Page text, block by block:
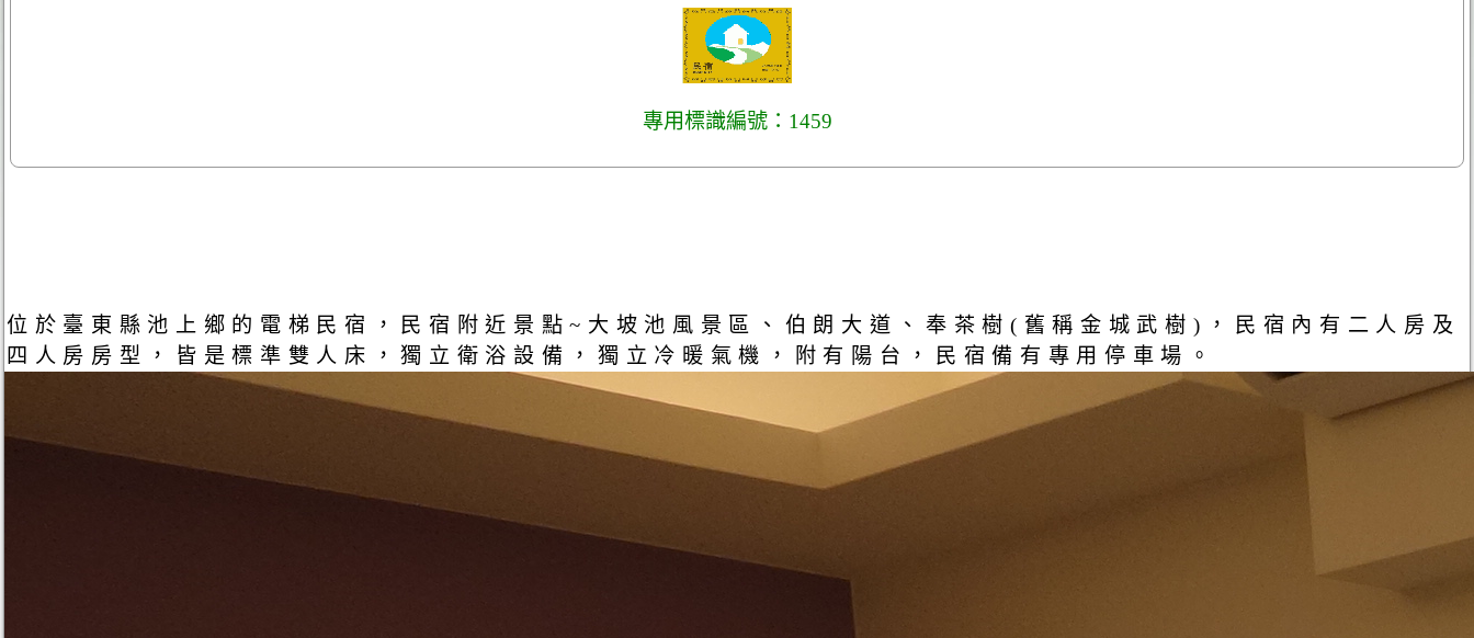
專用標識編號：1459
位於臺東縣池上鄉的電梯民宿，民宿附近景點~大坡池風景區、伯朗大道、奉茶樹(舊稱金城武樹)，民宿內有二人房及
四人房房型，皆是標準雙人床，獨立衛浴設備，獨立冷暖氣機，附有陽台，民宿備有專用停車場。